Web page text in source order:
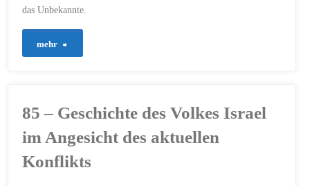
das Unbekannte.
mehr
Kunst
85 – Geschichte des Volkes Israel
im Angesicht des aktuellen
Konflikts